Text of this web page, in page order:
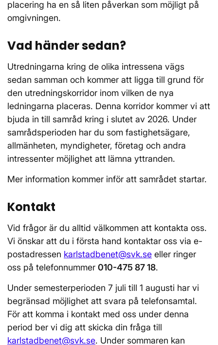
placering ha en så liten påverkan som möjligt på
omgivningen.
Vad händer sedan?
Utredningarna kring de olika intressena vägs
sedan samman och kommer att ligga till grund för
den utredningskorridor inom vilken de nya
ledningarna placeras. Denna korridor kommer vi att
bjuda in till samråd kring i slutet av 2026. Under
samrådsperioden har du som fastighetsägare,
allmänheten, myndigheter, företag och andra
intressenter möjlighet att lämna yttranden.
Mer information kommer inför att samrådet startar.
Kontakt
Vid frågor är du alltid välkommen att kontakta oss.
Vi önskar att du i första hand kontaktar oss via e-
postadressen karlstadbenet@svk.se eller ringer
oss på telefonnummer 010-475 87 18.
Under semesterperioden 7 juli till 1 augusti har vi
begränsad möjlighet att svara på telefonsamtal.
För att komma i kontakt med oss under denna
period ber vi dig att skicka din fråga till
karlstadbenet@svk.se. Under sommaren kan